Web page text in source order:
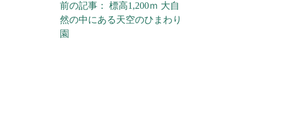
投稿ナビゲーション
前の記事： 標高1,200ｍ 大自
然の中にある天空のひまわり
園